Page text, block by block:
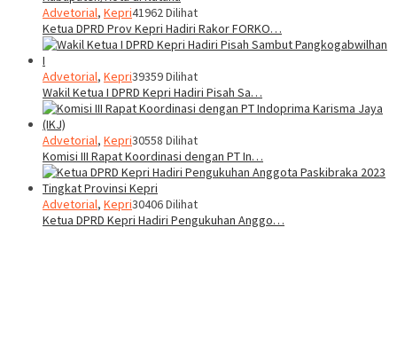
Advetorial, Kepri41962 Dilihat
Ketua DPRD Prov Kepri Hadiri Rakor FORKO…
Advetorial, Kepri39359 Dilihat
Wakil Ketua I DPRD Kepri Hadiri Pisah Sa…
Advetorial, Kepri30558 Dilihat
Komisi III Rapat Koordinasi dengan PT In…
Advetorial, Kepri30406 Dilihat
Ketua DPRD Kepri Hadiri Pengukuhan Anggo…